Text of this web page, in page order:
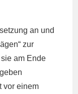
an und
zur
am Ende
vor einem